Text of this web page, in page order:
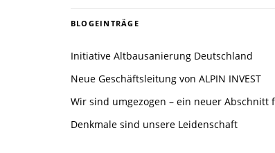
BLOGEINTRÄGE
Initiative Altbausanierung Deutschland
Neue Geschäftsleitung von ALPIN INVEST
Wir sind umgezogen – ein neuer Abschnitt
Denkmale sind unsere Leidenschaft